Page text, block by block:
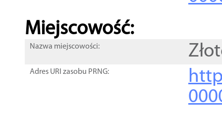
Miejscowość:
Nazwa miejscowości:
Adres URI zasobu PRNG: